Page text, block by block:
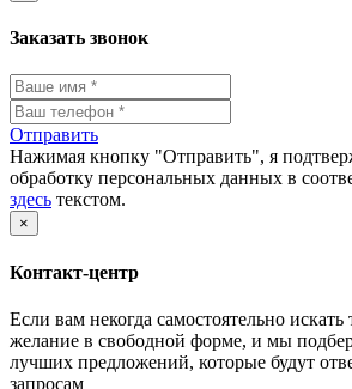
Заказать звонок
Отправить
Нажимая кнопку "Отправить", я
обработку персональных данных в
здесь текстом.
×
Контакт-центр
Если вам некогда самостоятельно
желание в свободной форме, и мы
лучших предложений, которые будут
запросам